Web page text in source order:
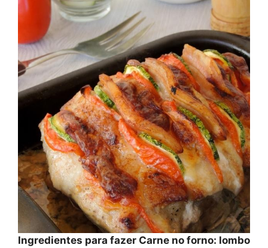
Ingredientes para fazer Carne no forno: lombo